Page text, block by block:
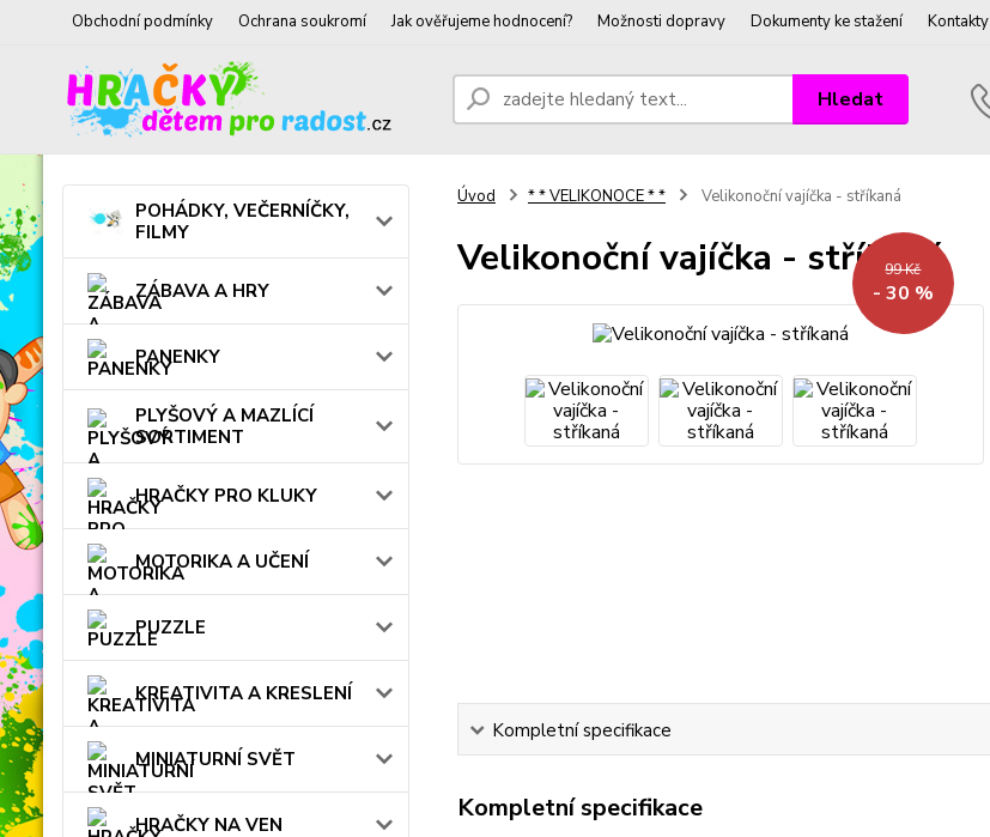
Obchodní podmínky Ochrana soukromí Jak ověřujeme hodnocení? Možnosti dopravy Dokumenty ke stažení Kontakty
Hledat
POHÁDKY, VEČERNÍČKY,
FILMY
ZÁBAVA A HRY
PANENKY
PLYŠOVÝ A MAZLÍCÍ
SORTIMENT
HRAČKY PRO KLUKY
MOTORIKA A UČENÍ
PUZZLE
KREATIVITA A KRESLENÍ
MINIATURNÍ SVĚT
HRAČKY NA VEN
Úvod * * VELIKONOCE * * Velikonoční vajíčka - stříkaná
Velikonoční vajíčka - stříkaná
99 Kč
- 30 %
Kompletní specifikace
Kompletní specifikace